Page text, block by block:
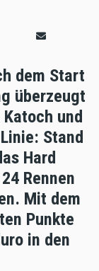
dem Start
überzeugt
und
Stand
Hard
Rennen
Mit dem
Punkte
in den